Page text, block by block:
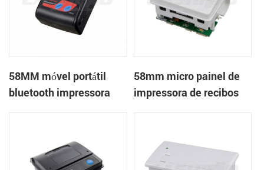
58MM móvel portátil
bluetooth impressora
58mm micro painel de
impressora de recibos